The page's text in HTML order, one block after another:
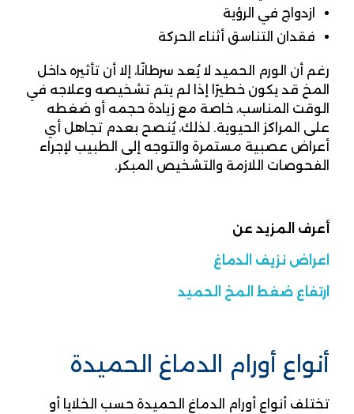
ازدواج في الرؤية
فقدان التناسق أثناء الحركة
رغم أن الورم الحميد لا يُعد سرطانًا، إلا أن تأثيره داخل
المخ قد يكون خطيرًا إذا لم يتم تشخيصه وعلاجه في
الوقت المناسب، خاصة مع زيادة حجمه أو ضغطه
على المراكز الحيوية. لذلك، يُنصح بعدم تجاهل أي
أعراض عصبية مستمرة والتوجه إلى الطبيب لإجراء
الفحوصات اللازمة والتشخيص المبكر.
أعرف المزيد عن
اعراض نزيف الدماغ
ارتفاع ضغط المخ الحميد
أنواع أورام الدماغ الحميدة
تختلف أنواع أورام الدماغ الحميدة حسب الخلايا أو